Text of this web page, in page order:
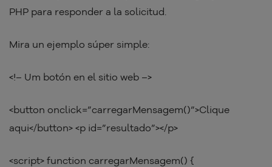
PHP para responder a la solicitud.
Mira un ejemplo súper simple:
<!– Um botón en el sitio web –>
<button onclick=”carregarMensagem()”>Clique
aqui</button> <p id=”resultado”></p>
<script> function carregarMensagem() {